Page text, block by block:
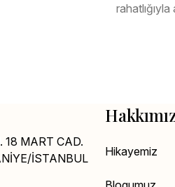
rahatlığıyla
18 MART CAD.
İSTANBUL
Hikayemiz